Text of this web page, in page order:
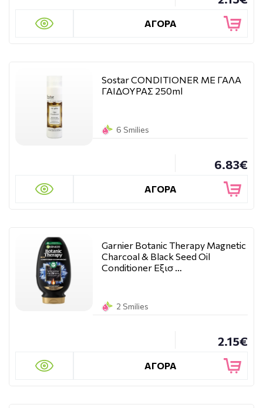
ΑΓΟΡΑ
Sostar CONDITIONER ΜΕ ΓΑΛΑ
ΓΑΙΔΟΥΡΑΣ 250ml
6 Smilies
6.83€
ΑΓΟΡΑ
Garnier Botanic Therapy Magnetic
Charcoal & Black Seed Oil
Conditioner Εξισ …
2 Smilies
2.15€
ΑΓΟΡΑ